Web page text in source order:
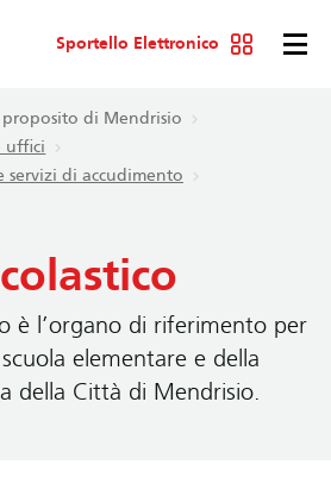
Sportello Elettronico
proposito di Mendrisio
uffici
servizi di accudimento
è l’organo di riferimento per
elementare e della
della Città di Mendrisio.